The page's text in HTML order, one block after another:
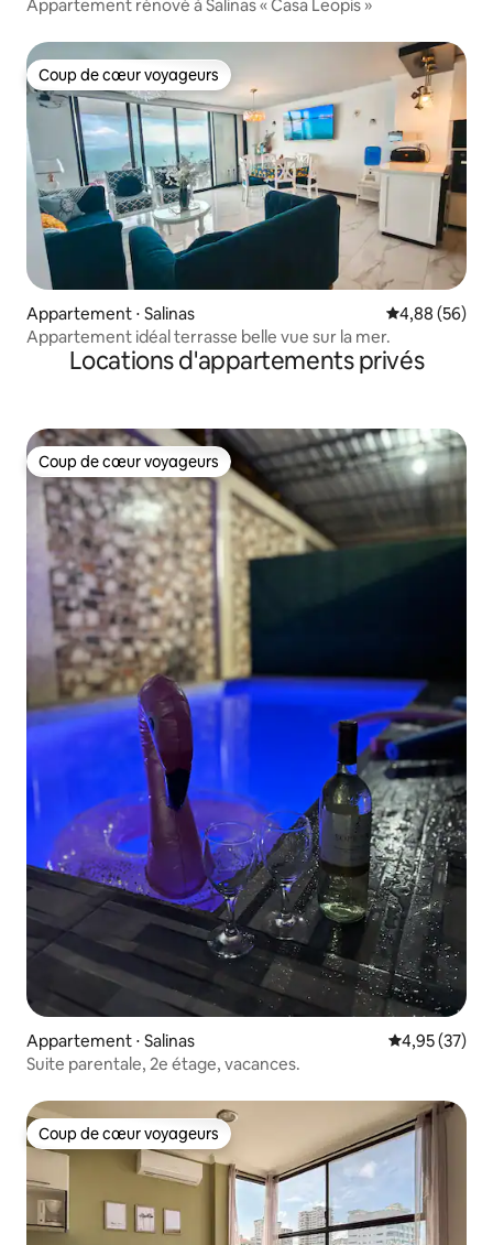
Appartement rénové à Salinas « Casa Leopis »
Coup de cœur voyageurs
Coup de cœur voyageurs
Appartement ⋅ Salinas Évaluation
4,88 (56)
Appartement idéal terrasse belle vue sur la mer.
Locations d'appartements privés
Coup de cœur voyageurs
Coup de cœur voyageurs
Appartement ⋅ Salinas Évaluation
4,95 (37)
Suite parentale, 2e étage, vacances.
Coup de cœur voyageurs
Coup de cœur voyageurs